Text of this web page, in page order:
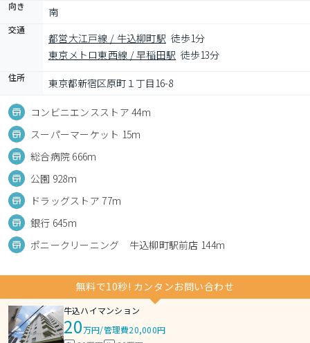
向き 南
交通
都営大江戸線 / 牛込柳町駅 徒歩1分
東京メトロ東西線 / 早稲田駅 徒歩13分
住所 東京都新宿区原町１丁目16-8
コンビニエンスストア 44m
スーパーマーケット 15m
総合病院 666m
公園 928m
ドラッグストア 77m
銀行 645m
ポニークリーニング 牛込柳町駅前店 144m
無料で10秒! カンタンお問い合わせ
牛込ハイマンション
20万円/管理費20,000円